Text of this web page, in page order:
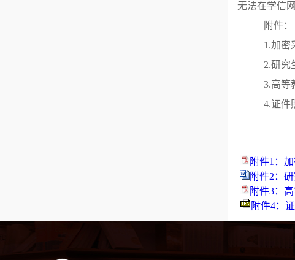
无法在学信
附件：
1.加密
2.研究
3.高等
4.证件
附件1：
附件2：
附件3：
附件4：